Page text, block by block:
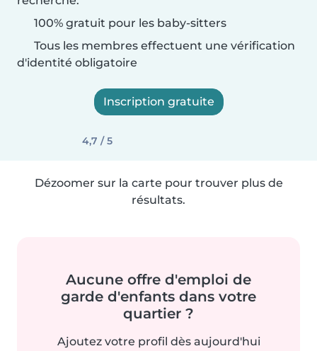
100% gratuit pour les baby-sitters
Tous les membres effectuent une vérification
d'identité obligatoire
Inscription gratuite
4,7 / 5
Dézoomer sur la carte pour trouver plus de
résultats.
Aucune offre d'emploi de
garde d'enfants dans votre
quartier ?
Ajoutez votre profil dès aujourd'hui